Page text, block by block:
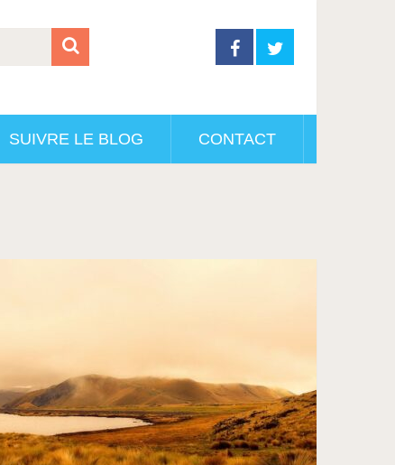
SUIVRE LE BLOG CONTACT